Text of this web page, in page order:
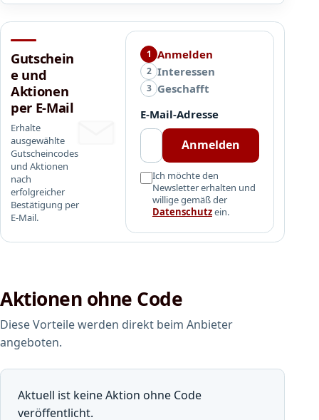
5
0
,
Gutschein
e und
Aktionen
per E-Mail
Erhalte
ausgewählte
Gutscheincodes
und Aktionen
nach
erfolgreicher
Bestätigung per
E-Mail.
1 Anmelden
2 Interessen
3 Geschafft
E-Mail-Adresse
Anmelden
Ich möchte den
Newsletter erhalten und
willige gemäß der
Datenschutzein.
Aktionen ohne Code
Diese Vorteile werden direkt beim Anbieter
angeboten.
Aktuell ist keine Aktion ohne Code
veröffentlicht.